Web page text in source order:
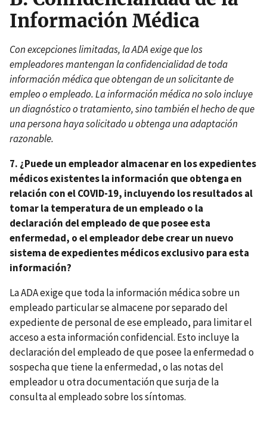
Información Médica
Con excepciones limitadas, la ADA exige que los
empleadores mantengan la confidencialidad de toda
información médica que obtengan de un solicitante de
empleo o empleado. La información médica no solo incluye
un diagnóstico o tratamiento, sino también el hecho de que
una persona haya solicitado u obtenga una adaptación
razonable.
7. ¿Puede un empleador almacenar en los expedientes
médicos existentes la información que obtenga en
relación con el COVID-19, incluyendo los resultados al
tomar la temperatura de un empleado o la
declaración del empleado de que posee esta
enfermedad, o el empleador debe crear un nuevo
sistema de expedientes médicos exclusivo para esta
información?
La ADA exige que toda la información médica sobre un
empleado particular se almacene por separado del
expediente de personal de ese empleado, para limitar el
acceso a esta información confidencial. Esto incluye la
declaración del empleado de que posee la enfermedad o
sospecha que tiene la enfermedad, o las notas del
empleador u otra documentación que surja de la
consulta al empleado sobre los síntomas.